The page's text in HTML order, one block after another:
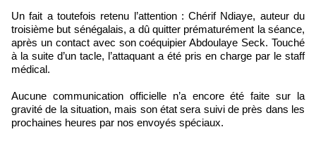
Un fait a toutefois retenu l’attention : Chérif Ndiaye, auteur du
troisième but sénégalais, a dû quitter prématurément la séance,
après un contact avec son coéquipier Abdoulaye Seck. Touché
à la suite d’un tacle, l’attaquant a été pris en charge par le staff
médical.
Aucune communication officielle n’a encore été faite sur la
gravité de la situation, mais son état sera suivi de près dans les
prochaines heures par nos envoyés spéciaux.